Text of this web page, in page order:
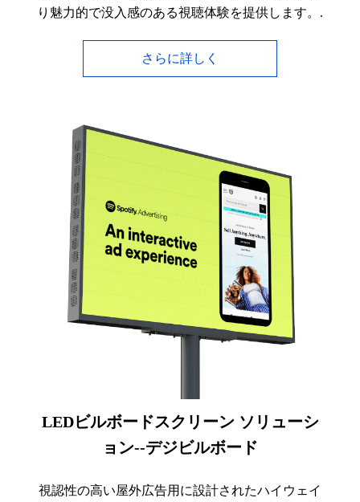
り魅力的で没入感のある視聴体験を提供します。.
さらに詳しく
LEDビルボードスクリーン ソリューシ
ョン--デジビルボード
視認性の高い屋外広告用に設計されたハイウェイ